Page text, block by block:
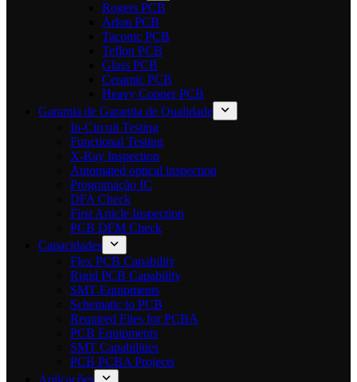
Rogers PCB
Arlon PCB
Taconic PCB
Teflon PCB
Glass PCB
Ceramic PCB
Heavy Copper PCB
Garantia de Garantia de Qualidade
In-Circuit Testing
Functional Testing
X-Ray Inspection
Automated optical inspection
Programação IC
DFA Check
First Article Inspection
PCB DFM Check
Capacidades
Flex PCB Capability
Rigid PCB Capability
SMT Equipments
Schematic to PCB
Required Files for PCBA
PCB Equipments
SMT Capabilities
PCB PCBA Projects
Aplicações